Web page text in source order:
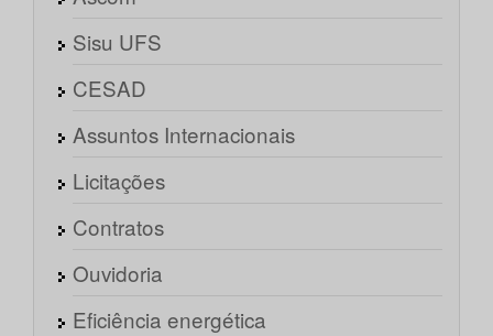
Sisu UFS
CESAD
Assuntos Internacionais
Licitações
Contratos
Ouvidoria
Eficiência energética